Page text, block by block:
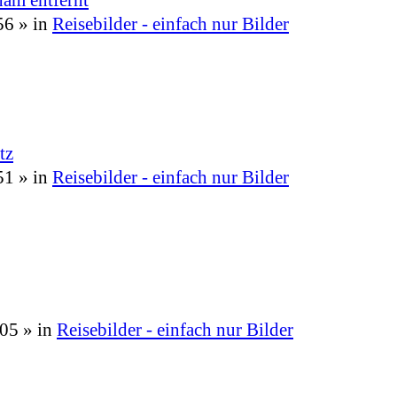
» in Reisebilder - einfach nur Bilder
» in Reisebilder - einfach nur Bilder
» in Reisebilder - einfach nur Bilder